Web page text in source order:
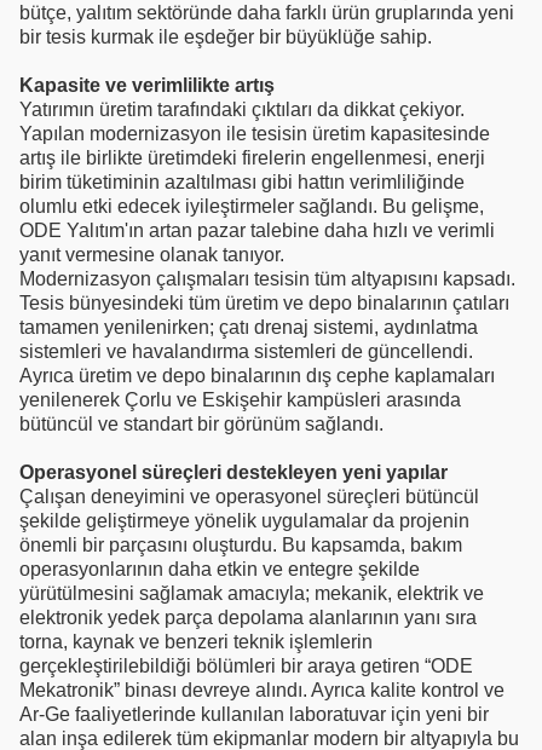
bütçe, yalıtım sektöründe daha farklı ürün gruplarında yeni
bir tesis kurmak ile eşdeğer bir büyüklüğe sahip.
Kapasite ve verimlilikte artış
Yatırımın üretim tarafındaki çıktıları da dikkat çekiyor.
Yapılan modernizasyon ile tesisin üretim kapasitesinde
artış ile birlikte üretimdeki firelerin engellenmesi, enerji
birim tüketiminin azaltılması gibi hattın verimliliğinde
olumlu etki edecek iyileştirmeler sağlandı. Bu gelişme,
ODE Yalıtım'ın artan pazar talebine daha hızlı ve verimli
yanıt vermesine olanak tanıyor.
Modernizasyon çalışmaları tesisin tüm altyapısını kapsadı.
Tesis bünyesindeki tüm üretim ve depo binalarının çatıları
tamamen yenilenirken; çatı drenaj sistemi, aydınlatma
sistemleri ve havalandırma sistemleri de güncellendi.
Ayrıca üretim ve depo binalarının dış cephe kaplamaları
yenilenerek Çorlu ve Eskişehir kampüsleri arasında
bütüncül ve standart bir görünüm sağlandı.
Operasyonel süreçleri destekleyen yeni yapılar
Çalışan deneyimini ve operasyonel süreçleri bütüncül
şekilde geliştirmeye yönelik uygulamalar da projenin
önemli bir parçasını oluşturdu. Bu kapsamda, bakım
operasyonlarının daha etkin ve entegre şekilde
yürütülmesini sağlamak amacıyla; mekanik, elektrik ve
elektronik yedek parça depolama alanlarının yanı sıra
torna, kaynak ve benzeri teknik işlemlerin
gerçekleştirilebildiği bölümleri bir araya getiren “ODE
Mekatronik” binası devreye alındı. Ayrıca kalite kontrol ve
Ar-Ge faaliyetlerinde kullanılan laboratuvar için yeni bir
alan inşa edilerek tüm ekipmanlar modern bir altyapıyla bu